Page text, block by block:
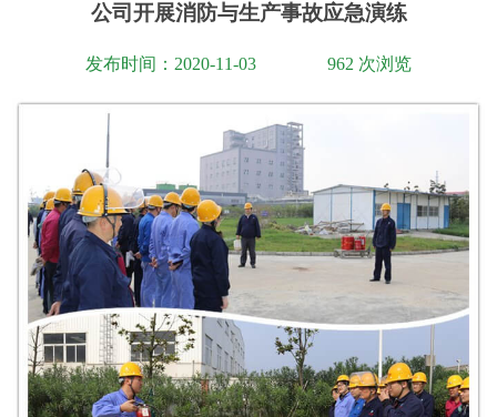
公司开展消防与生产事故应急演练
发布时间：2020-11-03 962 次浏览